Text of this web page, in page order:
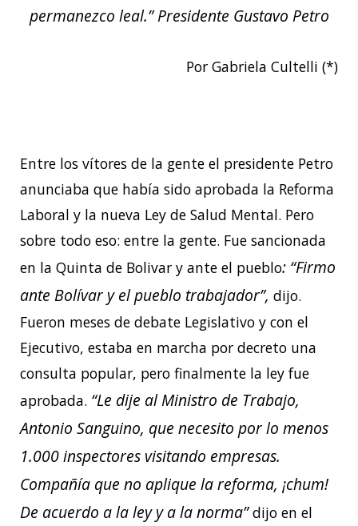
permanezco leal.” Presidente Gustavo Petro
Por Gabriela Cultelli (*)
Entre los vítores de la gente el presidente Petro
anunciaba que había sido aprobada la Reforma
Laboral y la nueva Ley de Salud Mental. Pero
sobre todo eso: entre la gente. Fue sancionada
en la Quinta de Bolivar y ante el pueblo: “Firmo
ante Bolívar y el pueblo trabajador”, dijo.
Fueron meses de debate Legislativo y con el
Ejecutivo, estaba en marcha por decreto una
consulta popular, pero finalmente la ley fue
aprobada. “Le dije al Ministro de Trabajo,
Antonio Sanguino, que necesito por lo menos
1.000 inspectores visitando empresas.
Compañía que no aplique la reforma, ¡chum!
De acuerdo a la ley y a la norma”dijo en el